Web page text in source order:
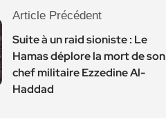
Article Précédent
Suite à un raid sioniste : Le
Hamas déplore la mort de son
chef militaire Ezzedine Al-
Haddad